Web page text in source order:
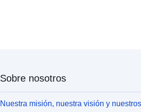
Sobre nosotros
Nuestra misión, nuestra visión y